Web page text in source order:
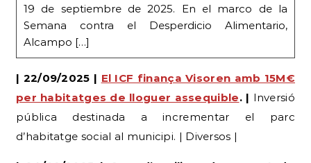
| 22/09/2025 |El ICF finança Visoren amb 15M€
per habitatges de lloguer assequible
d’habitatge social al municipi. | Diversos |
| 24/09/2025 | Curs d’auxiliars de mercat de
Sant Boi s’expandeix a Sant Cugat i Rubí. |